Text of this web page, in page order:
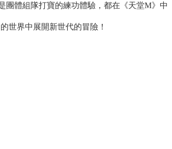
團體組隊打寶的練功體驗，都在《天堂M》中
世界中展開新世代的冒險！